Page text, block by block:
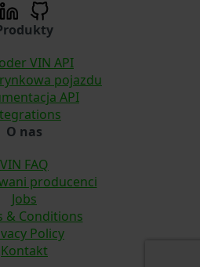
VIN API
pojazdu
API
O nas
VIN FAQ
producenci
Jobs
& Conditions
Policy
Kontakt